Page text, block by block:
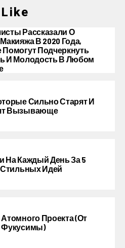
Рассказали О
В 2020 Года,
Подчеркнуть
И Молодость В Любом
Сильно Старят И
Вызывающе
На Каждый День За 5
Стильных Идей
Проекта (от